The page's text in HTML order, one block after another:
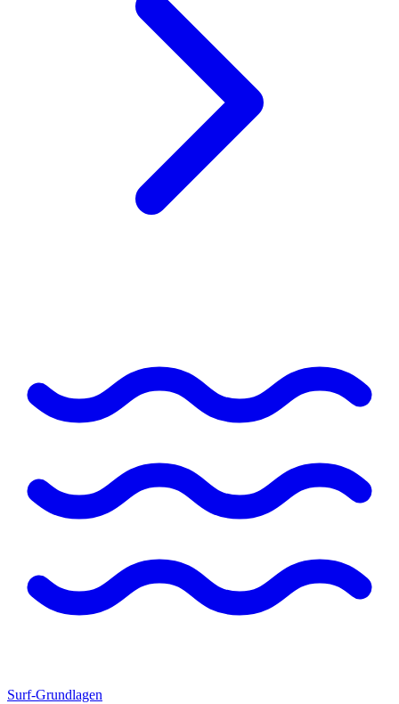
Surf-Grundlagen